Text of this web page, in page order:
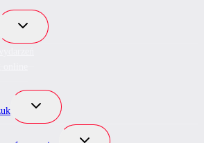
Przełącz
podrzędne
Przełącz
podrzędne
Przełącz